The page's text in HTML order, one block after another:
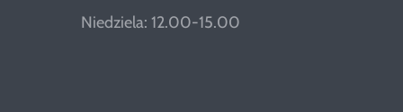
Niedziela: 12.00-15.00